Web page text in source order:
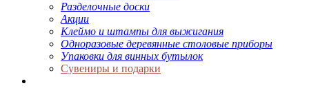
Разделочные доски
Акции
Клеймо и штампы для выжигания
Одноразовые деревянные столовые приборы
Упаковки для винных бутылок
Сувениры и подарки